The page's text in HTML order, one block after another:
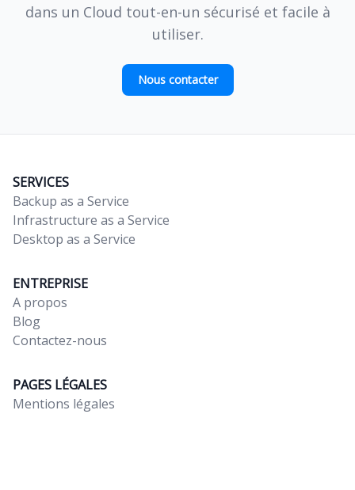
dans un Cloud tout-en-un sécurisé et facile à
utiliser.
Nous contacter
SERVICES
Backup as a Service
Infrastructure as a Service
Desktop as a Service
ENTREPRISE
A propos
Blog
Contactez-nous
PAGES LÉGALES
Mentions légales